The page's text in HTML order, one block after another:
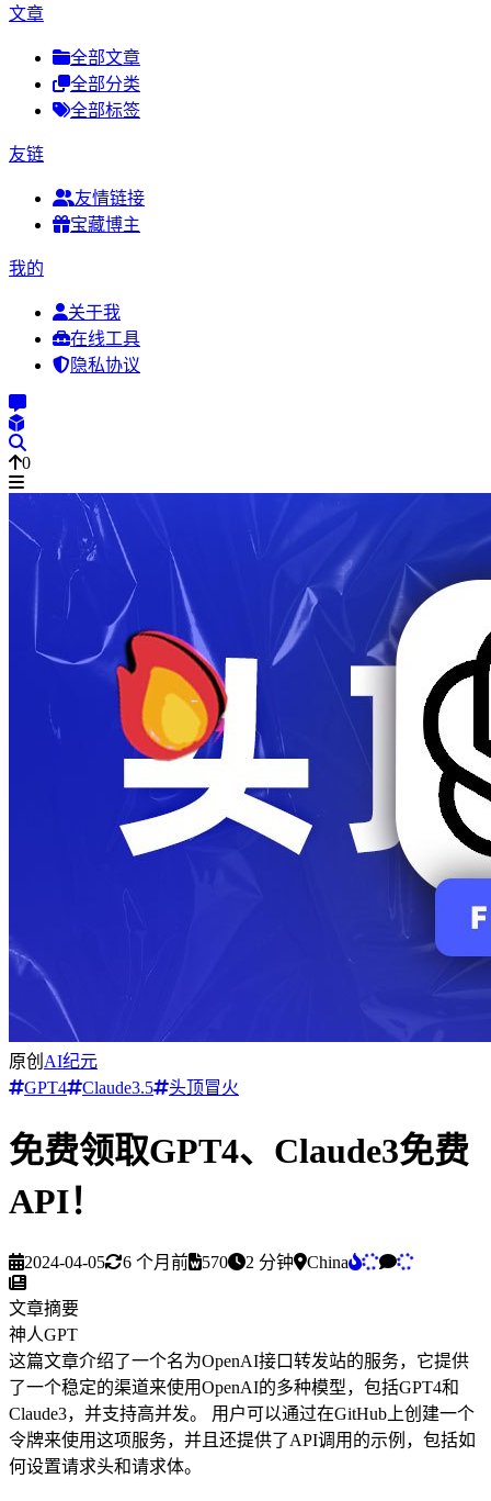
文章
全部文章
全部分类
全部标签
友链
友情链接
宝藏博主
我的
关于我
在线工具
隐私协议
0
原创 AI纪元
GPT4
Claude3.5 头顶冒火
免费领取GPT4、Claude3免费
API！
2024-04-05 6 个月前 570 2 分钟 China
文章摘要
神人GPT
这篇文章介绍了一个名为OpenAI接口转发站的服务， 它提供
了一个稳定的渠道来使用OpenAI的多种模型， 包括GPT4和
Claude3， 并支持高并发。 用 户可以通过在GitHub 上创 建一个
令牌来使用这项服务， 并 且 还提供了API调 用 的示例 ， 包括如
何设置请求头和请求体。